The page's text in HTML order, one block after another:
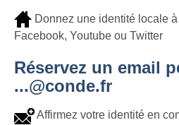
Donnez une identité locale
Facebook, Youtube ou Twitter
Réservez un email
...@conde.fr
Affirmez votre identité en